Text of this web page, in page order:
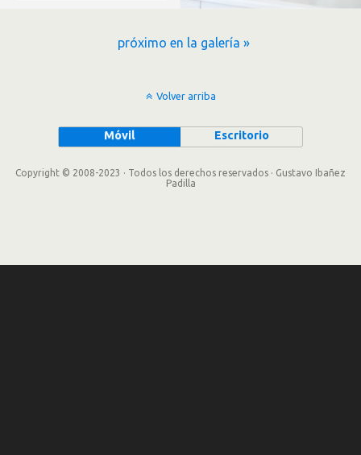
próximo en la galería »
Volver arriba
Móvil Escritorio
Copyright © 2008-2023 · Todos los derechos reservados · Gustavo Ibañez
Padilla